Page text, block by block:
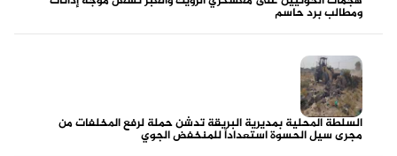
ومطالب برد حاسم
السلطة المحلية بمديرية البريقة تدشن حملة لرفع المخلفات من
مجرى سيل الحسوة استعداداً للمنخفض الجوي